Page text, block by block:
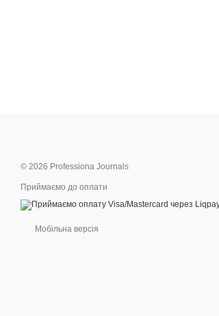
© 2026 Professiona Journals
Приймаємо до оплати
Мобільна версія